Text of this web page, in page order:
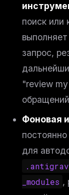
поиск или
запрос,
"review
Фоновая
для
_modules ,